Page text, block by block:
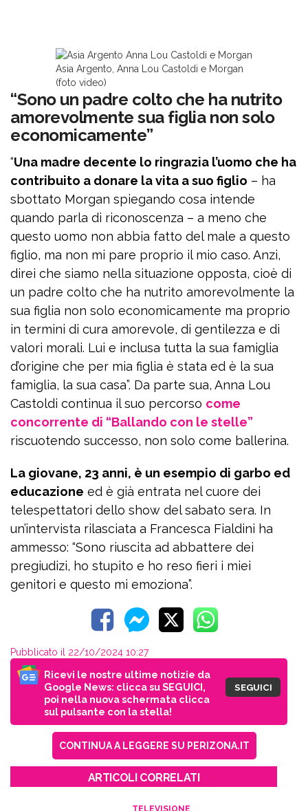
Asia Argento, Anna Lou Castoldi e Morgan
(foto video)
“Sono un padre colto che ha nutrito
amorevolmente sua figlia non solo
economicamente”
“Una madre decente lo ringrazia l’uomo che ha
contribuito a donare la vita a suo figlio – ha
sbottato Morgan spiegando cosa intende
quando parla di riconoscenza – a meno che
questo uomo non abbia fatto del male a questo
figlio, ma non mi pare proprio il mio caso. Anzi,
direi che siamo nella situazione opposta, cioè di
un padre colto che ha nutrito amorevolmente la
sua figlia non solo economicamente ma proprio
in termini di cura amorevole, di gentilezza e di
valori morali. Lui e inclusa tutta la sua famiglia
d’origine che per mia figlia è stata ed è la sua
famiglia, la sua casa”. Da parte sua, Anna Lou
Castoldi continua il suo percorso come
concorrente di “Ballando con le stelle”
riscuotendo successo, non solo come ballerina.
La giovane, 23 anni, è un esempio di garbo ed
educazione ed è già entrata nel cuore dei
telespettatori dello show del sabato sera. In
un’intervista rilasciata a Francesca Fialdini ha
ammesso: “Sono riuscita ad abbattere dei
pregiudizi, ho stupito e ho reso fieri i miei
genitori e questo mi emoziona”.
Pubblicato il 22/10/2024 10:27
Ricevi le nostre ultime notizie da
Google News: clicca su SEGUICI,
poi nella nuova schermata clicca
sul pulsante con la stella!
SEGUICI
CONTINUA A LEGGERE SU PERIZONA.IT
ARTICOLI CORRELATI
TELEVISIONE